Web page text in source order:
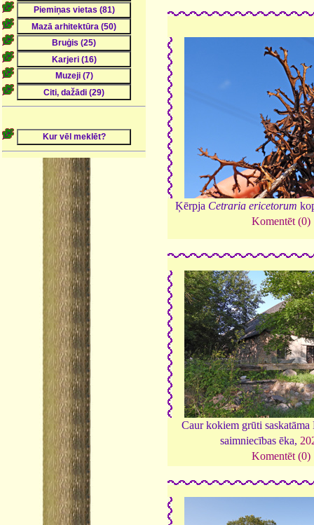
Ķērpja Cetraria ericetorum
Komentēt (0)
Caur kokiem grūti saskatāma
saimniecības ēka,
Komentēt (0)